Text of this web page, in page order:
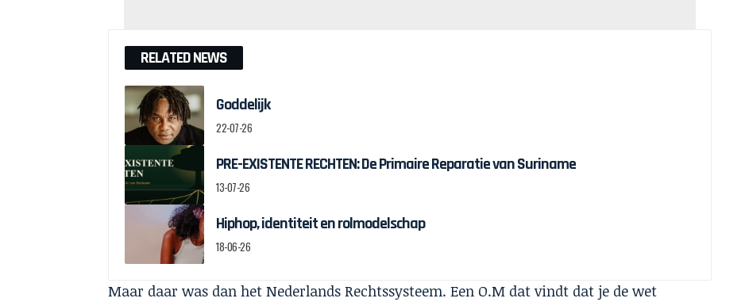
RELATED NEWS
Goddelijk
22-07-26
PRE-EXISTENTE RECHTEN: De Primaire Reparatie van Suriname
13-07-26
Hiphop, identiteit en rolmodelschap
18-06-26
Maar daar was dan het Nederlands Rechtssysteem. Een O.M dat vindt dat je de wet